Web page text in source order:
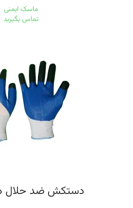
ماسک ایمنی
تماس بگیرید
دستکش ضد حلال